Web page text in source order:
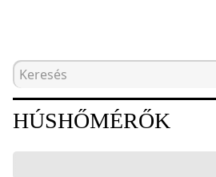
Kezdőlap
HÚSHŐMÉRŐK